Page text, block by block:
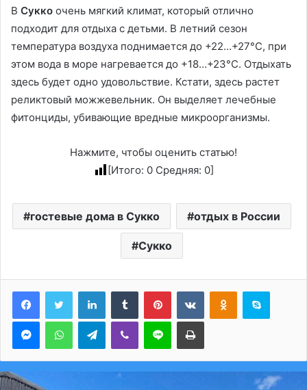
В Сукко очень мягкий климат, который отлично
подходит для отдыха с детьми. В летний сезон
температура воздуха поднимается до +22…+27°С, при
этом вода в море нагревается до +18…+23°С. Отдыхать
здесь будет одно удовольствие. Кстати, здесь растет
реликтовый можжевельник. Он выделяет лечебные
фитонциды, убивающие вредные микроорганизмы.
Нажмите, чтобы оценить статью!
[Итого: 0Средняя: 0]
гостевые дома в Сукко отдых в России
Сукко
LinkedInTumblr PinterestВконтактеОдноклассники
Skype
MessengerWhatsAppTelegramViber Line Печатать